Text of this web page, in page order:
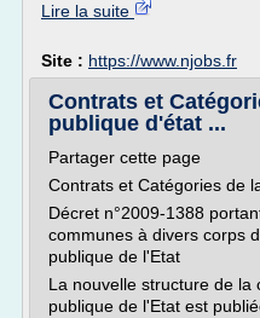
Lire la suite
Site : https://www.njobs.fr
Contrats et
publique d'état ...
Partager cette page
Contrats et Catégories de
Décret n°2009-1388
communes à divers corps
publique de l'Etat
La nouvelle structure de la
publique de l'Etat est